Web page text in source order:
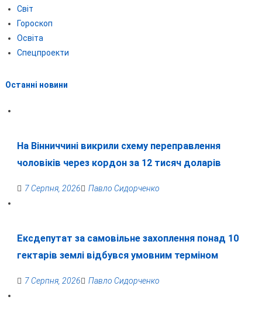
Світ
Гороскоп
Освіта
Спецпроекти
Останні новини
На Вінниччині викрили схему переправлення
чоловіків через кордон за 12 тисяч доларів
7 Серпня, 2026 Павло Сидорченко
Ексдепутат за самовільне захоплення понад 10
гектарів землі відбувся умовним терміном
7 Серпня, 2026 Павло Сидорченко